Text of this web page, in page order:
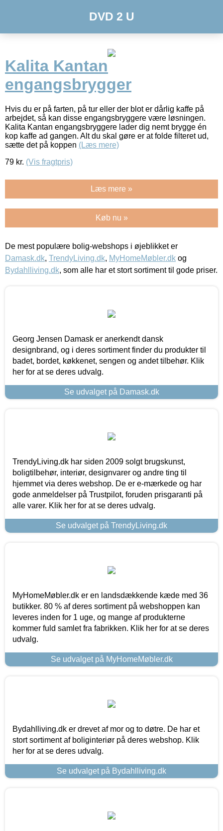
DVD 2 U
Kalita Kantan
engangsbrygger
Hvis du er på farten, på tur eller der blot er dårlig kaffe på
arbejdet, så kan disse engangsbryggere være løsningen.
Kalita Kantan engangsbryggere lader dig nemt brygge én
kop kaffe ad gangen. Alt du skal gøre er at folde filteret ud,
sætte det på koppen (Læs mere)
79 kr. (Vis fragtpris)
Læs mere »
Køb nu »
De mest populære bolig-webshops i øjeblikket er
Damask.dk, TrendyLiving.dk, MyHomeMøbler.dk og
Bydahlliving.dk, som alle har et stort sortiment til gode priser.
Georg Jensen Damask er anerkendt dansk
designbrand, og i deres sortiment finder du produkter til
badet, bordet, køkkenet, sengen og andet tilbehør. Klik
her for at se deres udvalg.
Se udvalget på Damask.dk
TrendyLiving.dk har siden 2009 solgt brugskunst,
boligtilbehør, interiør, designvarer og andre ting til
hjemmet via deres webshop. De er e-mærkede og har
gode anmeldelser på Trustpilot, foruden prisgaranti på
alle varer. Klik her for at se deres udvalg.
Se udvalget på TrendyLiving.dk
MyHomeMøbler.dk er en landsdækkende kæde med 36
butikker. 80 % af deres sortiment på webshoppen kan
leveres inden for 1 uge, og mange af produkterne
kommer fuld samlet fra fabrikken. Klik her for at se deres
udvalg.
Se udvalget på MyHomeMøbler.dk
Bydahlliving.dk er drevet af mor og to døtre. De har et
stort sortiment af boliginteriør på deres webshop. Klik
her for at se deres udvalg.
Se udvalget på Bydahlliving.dk